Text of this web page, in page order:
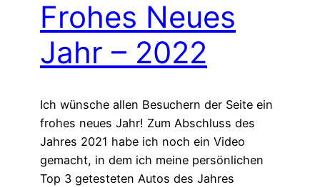
Frohes Neues
Jahr – 2022
Ich wünsche allen Besuchern der Seite ein
frohes neues Jahr! Zum Abschluss des
Jahres 2021 habe ich noch ein Video
gemacht, in dem ich meine persönlichen
Top 3 getesteten Autos des Jahres